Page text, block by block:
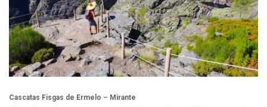
Cascatas Fisgas de Ermelo – Mirante